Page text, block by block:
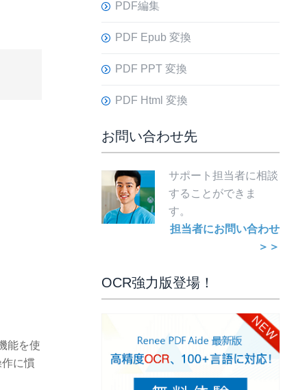
能を使
に慣
PDF編集
PDF Epub 変換
PDF PPT 変換
PDF Html 変換
お問い合わせ先
サポート担当者に相談
することができま
す。
担当者にお問い合わせ
＞＞
OCR強力版登場！